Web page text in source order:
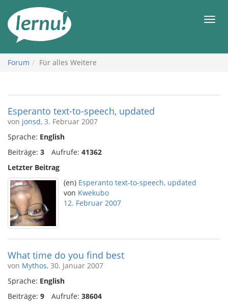
Inhalt
Forum Für alles Weitere
Esperanto text-to-speech, updated
von jonsd, 3. Februar 2007
Sprache: English
Beiträge: 3 Aufrufe: 41362
Letzter Beitrag
(en) Esperanto text-to-speech, updated
von Kwekubo
12. Februar 2007
What time do you find best
von Mythos, 30. Januar 2007
Sprache: English
Beiträge: 9 Aufrufe: 38604